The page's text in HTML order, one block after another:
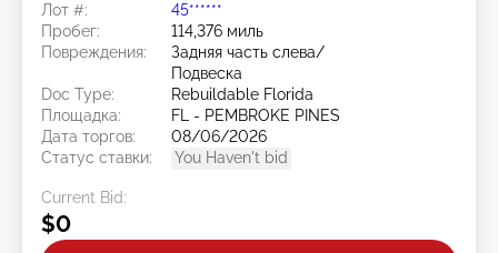
Лот #:
45******
Пробег:
114,376 миль
Повреждения:
Задняя часть слева/
Подвеска
Doc Type:
Rebuildable Florida
Площадка:
FL - PEMBROKE PINES
Дата торгов:
08/06/2026
Статус ставки:
You Haven't bid
Current Bid:
$0